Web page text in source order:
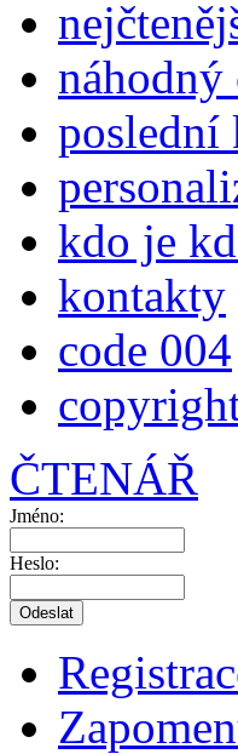
náhodný
poslední
kdo je
kontakty
code 004
ČTENÁŘ
Jméno:
Heslo: